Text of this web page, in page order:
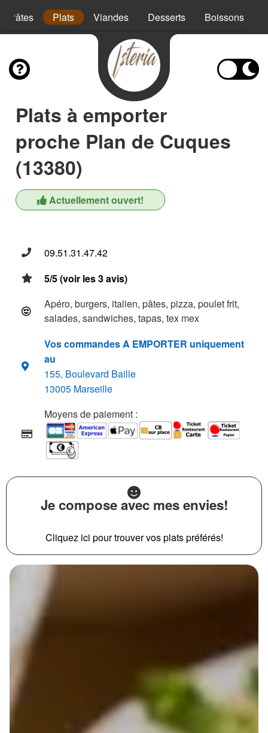
Pâtes Plats Viandes Desserts Boissons
Plats à emporter
proche Plan de Cuques
(13380)
Actuellement ouvert!
09.51.31.47.42
5/5 (voir les 3 avis)
Apéro, burgers, italien, pâtes, pizza, poulet frit,
salades, sandwiches, tapas, tex mex
Vos commandes A EMPORTER uniquement
au
155, Boulevard Baille
13005 Marseille
Moyens de paiement :
Je compose avec mes envies!
Cliquez ici pour trouver vos plats préférés!